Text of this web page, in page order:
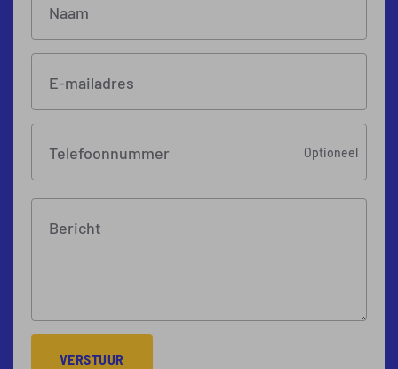
Naam
E-mailadres
Telefoonnummer Optioneel
Bericht
VERSTUUR